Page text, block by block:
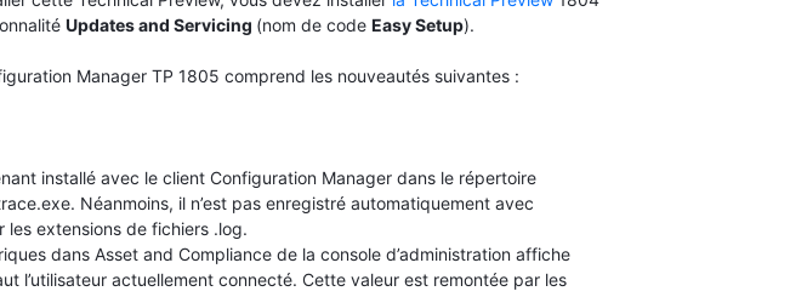
Updates and Servicing (nom de code Easy Setup).
Manager TP 1805 comprend les nouveautés suivantes :
installé avec le client Configuration Manager dans le répertoire
Néanmoins, il n’est pas enregistré automatiquement avec
les extensions de fichiers .log.
dans Asset and Compliance de la console d’administration affiche
l’utilisateur actuellement connecté. Cette valeur est remontée par les